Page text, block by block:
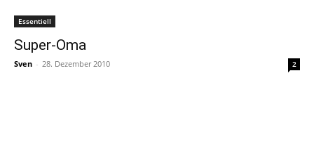
Essentiell
Super-Oma
Sven - 28. Dezember 2010 2